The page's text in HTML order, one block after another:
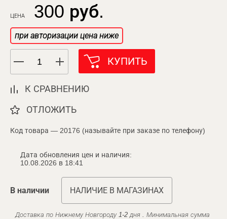
ЦЕНА 300 руб.
при авторизации цена ниже
КУПИТЬ
К СРАВНЕНИЮ
ОТЛОЖИТЬ
Код товара — 20176 (называйте при заказе по телефону)
Дата обновления цен и наличия:
10.08.2026 в 18:41
В наличии НАЛИЧИЕ В МАГАЗИНАХ
Доставка по Нижнему Новгороду 1-2 дня . Минимальная сумма